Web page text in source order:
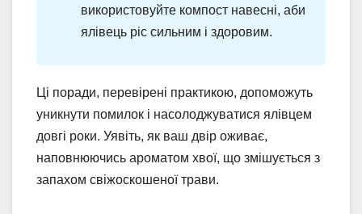
використовуйте компост навесні, аби
ялівець ріс сильним і здоровим.
Ці поради, перевірені практикою, допоможуть
уникнути помилок і насолоджуватися ялівцем
довгі роки. Уявіть, як ваш двір оживає,
наповнюючись ароматом хвої, що змішується з
запахом свіжоскошеної трави.